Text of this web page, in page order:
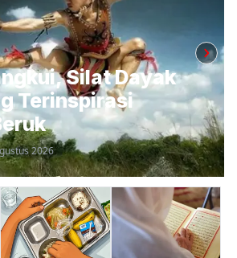
Silat Dayak
Terinspirasi
2026